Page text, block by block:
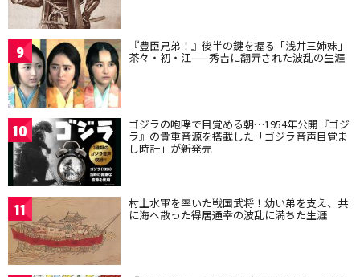
9 『豊臣兄弟！』後半の鍵を握る「浅井三姉妹」
茶々・初・江——秀吉に翻弄された波乱の生涯
10 ゴジラの咆哮で目覚める朝…1954年公開『ゴジ
ラ』の貴重音源を搭載した「ゴジラ音声目覚ま
し時計」が新発売
11 村上水軍を率いた戦国武将！幼い弟を支え、共
に海へ散った得居通幸の波乱に満ちた生涯